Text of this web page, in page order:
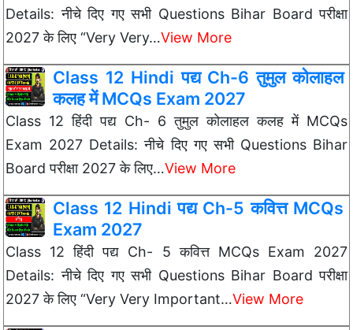
Details: नीचे दिए गए सभी Questions Bihar Board परीक्षा
2027 के लिए “Very Very…View More
Class 12 Hindi पद्य Ch-6 तुमुल कोलाहल
कलह में MCQs Exam 2027
Class 12 हिंदी पद्य Ch- 6 तुमुल कोलाहल कलह में MCQs
Exam 2027 Details: नीचे दिए गए सभी Questions Bihar
Board परीक्षा 2027 के लिए…View More
Class 12 Hindi पद्य Ch-5 कवित्त MCQs
Exam 2027
Class 12 हिंदी पद्य Ch- 5 कवित्त MCQs Exam 2027
Details: नीचे दिए गए सभी Questions Bihar Board परीक्षा
2027 के लिए “Very Very Important…View More